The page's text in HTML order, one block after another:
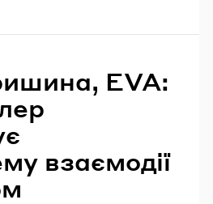
EVA:
взаємодії